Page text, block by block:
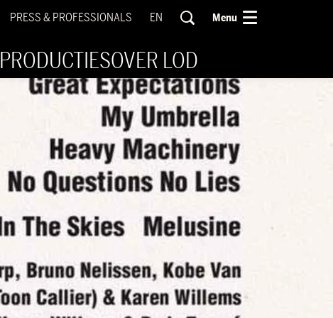
PRESS & PROFESSIONALS EN
PRODUCTIESOVER LOD
Menu